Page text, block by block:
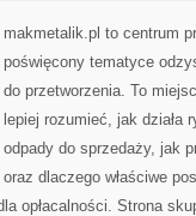
makmetalik.pl to centrum
poświęcony tematyce
do przetworzenia. To
lepiej rozumieć, jak działa
odpady do sprzedaży, jak
oraz dlaczego właściwe
opłacalności. Strona